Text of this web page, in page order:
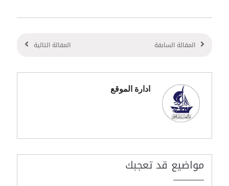
المقالة السابقة المقالة التالية
ادارة الموقع
مواضيع قد تعجبك